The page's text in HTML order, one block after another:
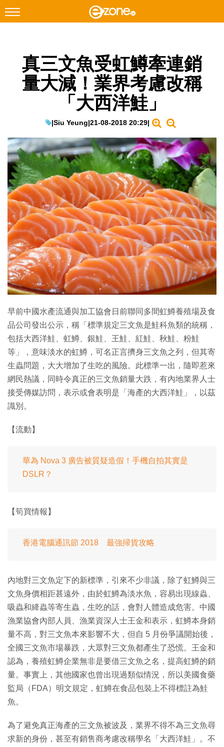
Facebook Instagram
科技焦點
教學評測
EduTech
IT Times
生成式AI與雲端應用
Enterprise Digital Transformation
特集
真三文魚受虹鱒牽連銷
量大減！業界考慮改稱
「大西洋鮭」
|Siu Yeung|21-08-2018 20:29|
早前中國水產流通與加工協會日前聯同多間虹鱒養殖場及食
品公司發出公示，稱「標準規定三文魚是鮭科魚類的統稱，
包括大西洋鮭、虹鱒、銀鮭、王鮭、紅鮭、秋鮭、粉鮭
等」，意味淡水的虹鱒，可名正言擠身三文魚之列，但其寄
生蟲問題，大大增加了生吃的風險。此標準一出，隨即惹來
網民熱議，同時令真正的三文魚銷量大跌，有內地業界人士
接受傳媒訪問，表示或會表明是「海產的大西洋鮭」，以茲
識別。
【流動】
華為 Nova 3 廣告被質疑造假！手機自拍其實是
DSLR？
【筍買情報】
香港電腦通訊節 2018 最強掃貨攻略
內地對三文魚定下的新標準，引來不少非議，除了虹鱒與三
文魚身價相距甚遠外，由於虹鱒為淡水魚，容易出現線蟲、
吸蟲和絳蟲等寄生蟲，生吃的話，會對人體造成危害。中國
漁業協會內部人員、漁業資深人士王金和表示，虹鱒本身銷
量不高，對三文魚本來影響不大，但自 5 月份爭議開始後，
全國三文魚市場暴跌，大眾對三文魚都產生了恐慌。王金和
認為，養殖虹鱒企業無非是要借三文魚之名，提高虹鱒的銷
量。事實上，其他國家也曾出現過類似情況，所以美國食藥
監局（FDA）明文規定，虹鱒在食品包裝上不得標註為鮭
魚。
為了避免真正海產的三文魚被波及，業界不得不為三文魚尋
求新的身份，甚至有銷售商考慮改稱學名「大西洋鮭」。不